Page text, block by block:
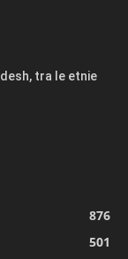
tra le etnie
876
501